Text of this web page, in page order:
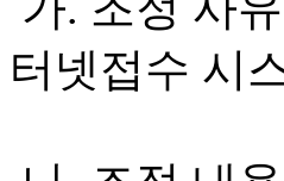
터넷접수 시